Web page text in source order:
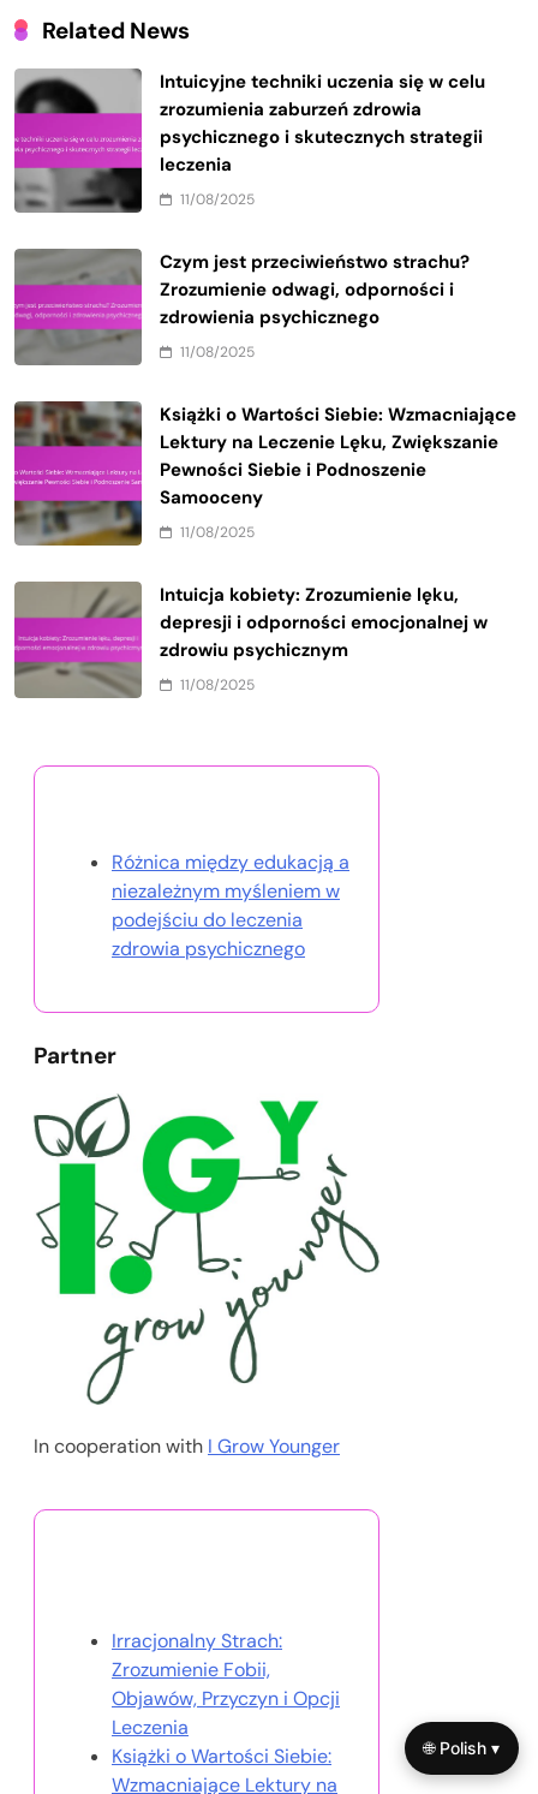
Related News
Intuicyjne techniki uczenia się w celu
zrozumienia zaburzeń zdrowia
psychicznego i skutecznych strategii
leczenia
11/08/2025
Czym jest przeciwieństwo strachu?
Zrozumienie odwagi, odporności i
zdrowienia psychicznego
11/08/2025
Książki o Wartości Siebie: Wzmacniające
Lektury na Leczenie Lęku, Zwiększanie
Pewności Siebie i Podnoszenie
Samooceny
11/08/2025
Intuicja kobiety: Zrozumienie lęku,
depresji i odporności emocjonalnej w
zdrowiu psychicznym
11/08/2025
Różnica między edukacją a
niezależnym myśleniem w
podejściu do leczenia
zdrowia psychicznego
Partner
In cooperation with I Grow Younger
Irracjonalny Strach:
Zrozumienie Fobii,
Objawów, Przyczyn i Opcji
Leczenia
Książki o Wartości Siebie:
Wzmacniające Lektury na
🌐 Polish ▾